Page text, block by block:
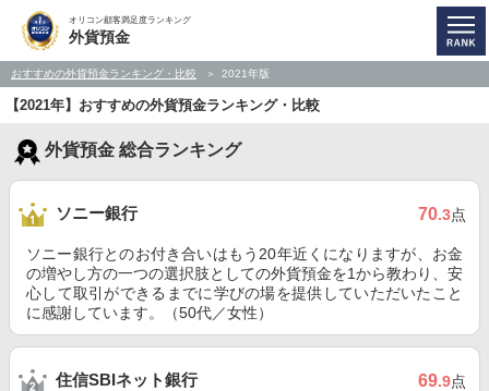
オリコン顧客満足度ランキング
外貨預金
おすすめの外貨預金ランキング・比較 2021年版
【2021年】おすすめの外貨預金ランキング・比較
外貨預金 総合ランキング
ソニー銀行 70.3点
ソニー銀行とのお付き合いはもう20年近くになりますが、お金
の増やし方の一つの選択肢としての外貨預金を1から教わり、安
心して取引ができるまでに学びの場を提供していただいたこと
に感謝しています。（50代／女性）
住信SBIネット銀行 69.9点